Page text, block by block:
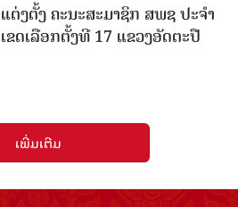
ແຕ່ງຕັ້ງ ຄະນະສະມາຊິກ ສພຊ ປະຈຳ
ເຂດເລືອກຕັ້ງທີ 17 ແຂວງອັດຕະປື
ເພີ່ມເຕີມ